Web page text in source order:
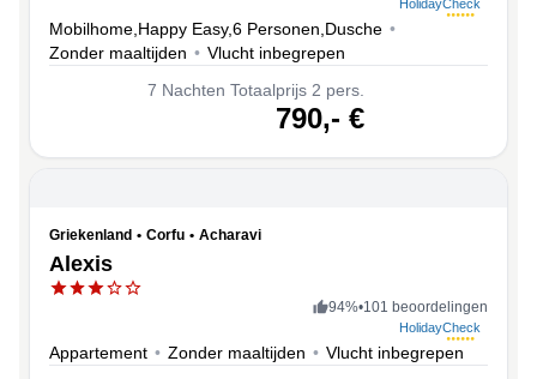
HolidayCheck
Mobilhome,Happy Easy,6 Personen,Dusche •
Zonder maaltijden • Vlucht inbegrepen
7 Nachten Totaalprijs 2 pers.
790,- €
Griekenland • Corfu • Acharavi
Alexis
94%•101 beoordelingen
HolidayCheck
Appartement • Zonder maaltijden • Vlucht inbegrepen